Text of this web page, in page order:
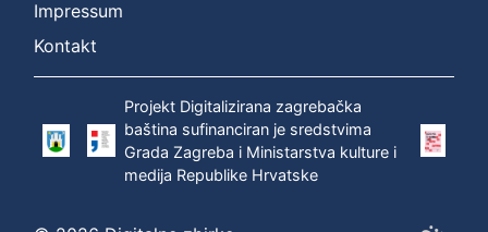
Impressum
Kontakt
Projekt Digitalizirana zagrebačka
baština sufinanciran je sredstvima
Grada Zagreba i Ministarstva kulture i
medija Republike Hrvatske